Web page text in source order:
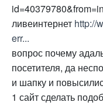
ливеинтернет http://
err...
вопрос почему
посетителя, да
и шапку и
1 сайт сделать